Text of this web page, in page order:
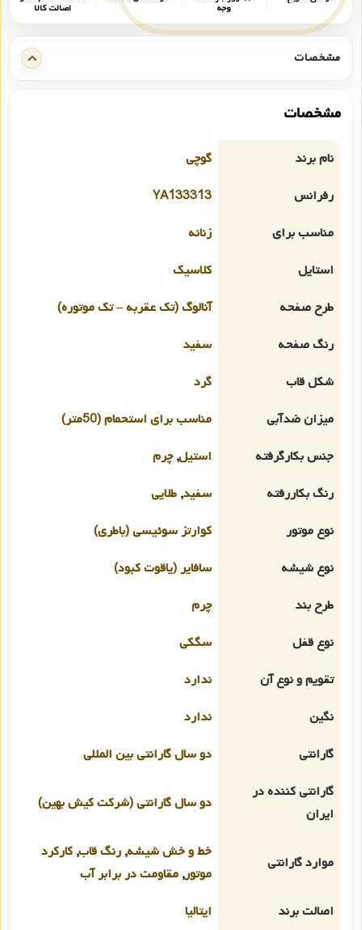
وجه اصالت کالا
مشخصات
مشخصات
نام برند
گوچی
رفرانس
YA133313
مناسب برای
زنانه
استایل
کلاسیک
طرح صفحه
آنالوگ (تک عقربه – تک موتوره)
رنگ صفحه
سفید
شکل قاب
گرد
میزان ضدآبی
مناسب برای استحمام (50متر)
جنس بکارگرفته
استیل,چرم
رنگ بکاررفته
سفید, طلایی
نوع موتور
کوارتز سوئیسی (باطری)
نوع شیشه
سافایر (یاقوت کبود)
طرح بند
چرم
نوع قفل
سگکی
تقویم و نوع آن
ندارد
نگین
ندارد
گارانتی
دو سال گارانتی بین المللی
گارانتی کننده در
ایران
دو سال گارانتی (شرکت کیش بهین)
موارد گارانتی
خط و خش شیشه, رنگ قاب, کارکرد
موتور, مقاومت در برابر آب
اصالت برند
ایتالیا